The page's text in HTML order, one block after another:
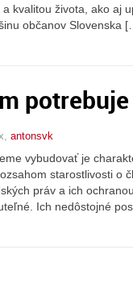
kvalitou života, ako aj
občanov Slovenska
antonsvk
vybudovať je
starostlivosti o
práv a ich
Ich nedôstojné